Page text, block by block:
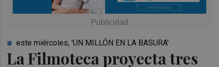
La Filmoteca proyecta tres
este miércoles, 'UN MILLÓN EN LA BASURA'